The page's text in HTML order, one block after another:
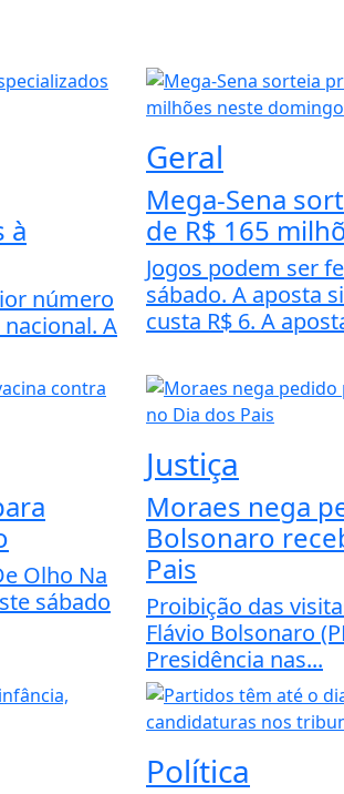
à
número
A
Geral
Mega-Sena
de R$ 165
Jogos podem ser
sábado. A aposta
custa R$ 6. A
Olho Na
sábado
Justiça
Moraes nega
Bolsonaro
Pais
Proibição das
Flávio Bolsonaro
Presidência nas...
Política